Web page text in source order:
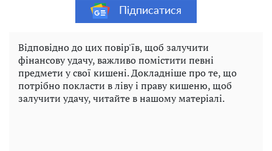
Підписатися
Відповідно до цих повір'їв, щоб залучити
фінансову удачу, важливо помістити певні
предмети у свої кишені. Докладніше про те, що
потрібно покласти в ліву і праву кишеню, щоб
залучити удачу, читайте в нашому матеріалі.